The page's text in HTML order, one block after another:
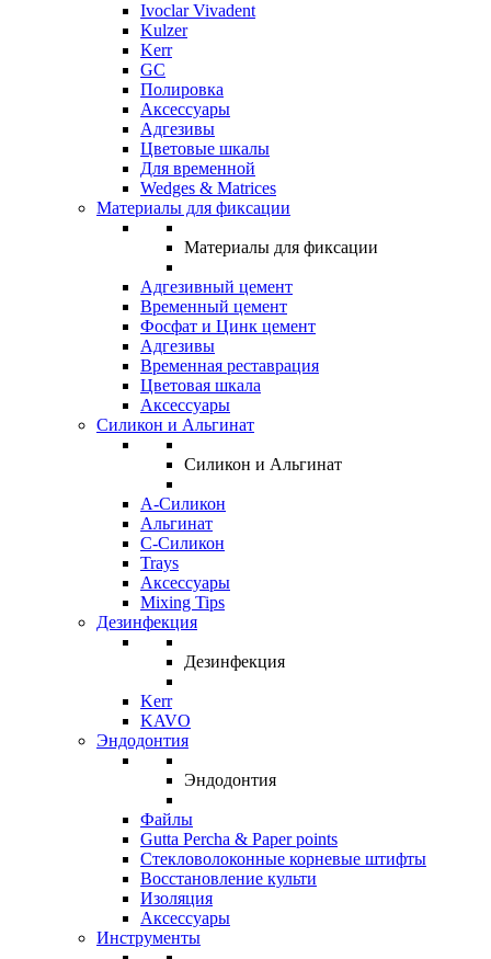
Ivoclar Vivadent
Kulzer
Kerr
GC
Полировка
Аксессуары
Адгезивы
Цветовые шкалы
Для временной
Wedges & Matrices
Материалы для фиксации
Материалы для фиксации
Адгезивный цемент
Временный цемент
Фосфат и Цинк цемент
Адгезивы
Временная реставрация
Цветовая шкала
Аксессуары
Силикон и Альгинат
Силикон и Альгинат
A-Силикон
Альгинат
C-Силикон
Trays
Аксессуары
Mixing Tips
Дезинфекция
Дезинфекция
Kerr
KAVO
Эндодонтия
Эндодонтия
Файлы
Gutta Percha & Paper points
Стекловолоконные корневые штифты
Восстановление культи
Изоляция
Аксессуары
Инструменты